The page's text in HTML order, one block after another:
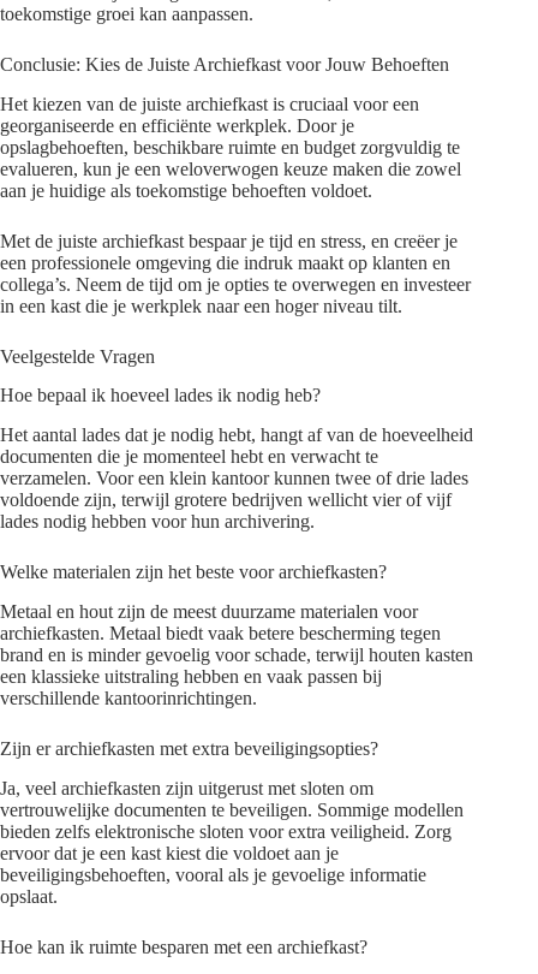
toekomstige groei kan aanpassen.
Conclusie: Kies de Juiste Archiefkast voor Jouw Behoeften
Het kiezen van de juiste archiefkast is cruciaal voor een
georganiseerde en efficiënte werkplek. Door je
opslagbehoeften, beschikbare ruimte en budget zorgvuldig te
evalueren, kun je een weloverwogen keuze maken die zowel
aan je huidige als toekomstige behoeften voldoet.
Met de juiste archiefkast bespaar je tijd en stress, en creëer je
een professionele omgeving die indruk maakt op klanten en
collega’s. Neem de tijd om je opties te overwegen en investeer
in een kast die je werkplek naar een hoger niveau tilt.
Veelgestelde Vragen
Hoe bepaal ik hoeveel lades ik nodig heb?
Het aantal lades dat je nodig hebt, hangt af van de hoeveelheid
documenten die je momenteel hebt en verwacht te
verzamelen. Voor een klein kantoor kunnen twee of drie lades
voldoende zijn, terwijl grotere bedrijven wellicht vier of vijf
lades nodig hebben voor hun archivering.
Welke materialen zijn het beste voor archiefkasten?
Metaal en hout zijn de meest duurzame materialen voor
archiefkasten. Metaal biedt vaak betere bescherming tegen
brand en is minder gevoelig voor schade, terwijl houten kasten
een klassieke uitstraling hebben en vaak passen bij
verschillende kantoorinrichtingen.
Zijn er archiefkasten met extra beveiligingsopties?
Ja, veel archiefkasten zijn uitgerust met sloten om
vertrouwelijke documenten te beveiligen. Sommige modellen
bieden zelfs elektronische sloten voor extra veiligheid. Zorg
ervoor dat je een kast kiest die voldoet aan je
beveiligingsbehoeften, vooral als je gevoelige informatie
opslaat.
Hoe kan ik ruimte besparen met een archiefkast?